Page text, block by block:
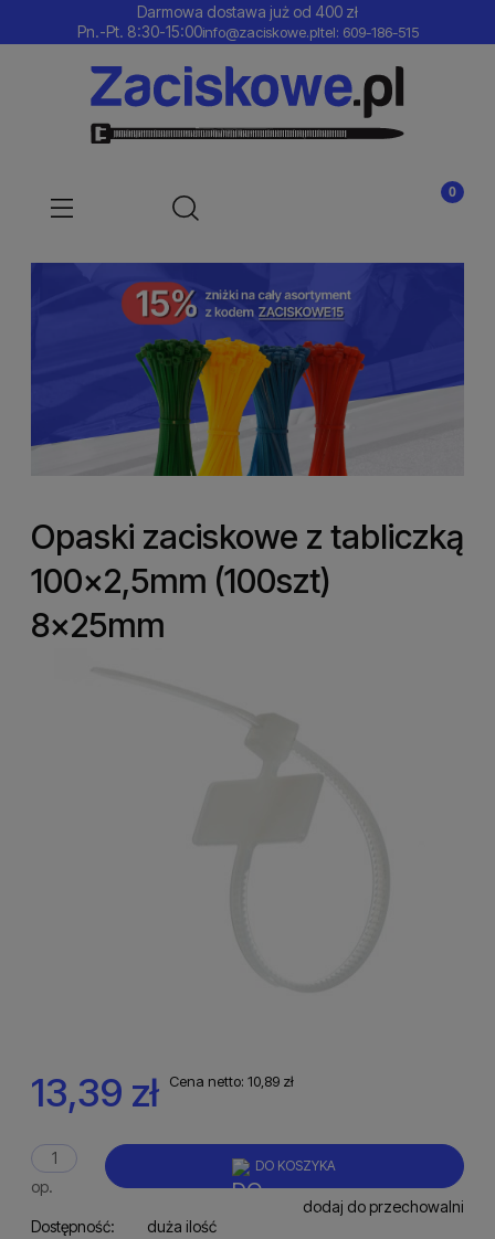
Darmowa dostawa już od 400 zł
Pn.-Pt. 8:30-15:00info@zaciskowe.pltel: 609-186-515
Opaski zaciskowe z tabliczką
100x2,5mm (100szt)
8x25mm
13,39 zł Cena netto: 10,89 zł
op.
DO KOSZYKA
dodaj do przechowalni
Dostępność:
duża ilość